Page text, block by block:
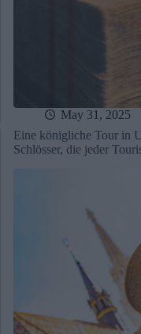
May 31, 2025
Eine königliche Tour in
Schlösser, die jeder